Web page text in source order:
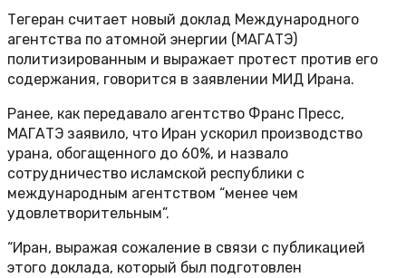
Тегеран считает новый доклад Международного
агентства по атомной энергии (МАГАТЭ)
политизированным и выражает протест против его
содержания, говорится в заявлении МИД Ирана.
Ранее, как передавало агентство Франс Пресс,
МАГАТЭ заявило, что Иран ускорил производство
урана, обогащенного до 60%, и назвало
сотрудничество исламской республики с
международным агентством “менее чем
удовлетворительным”.
“Иран, выражая сожаление в связи с публикацией
этого доклада, который был подготовлен